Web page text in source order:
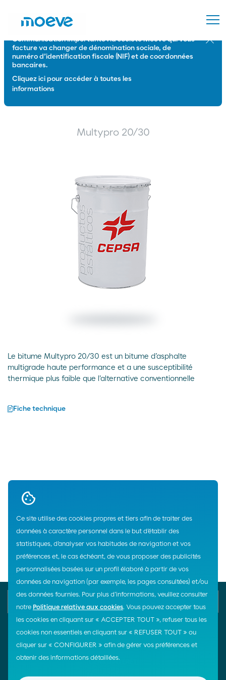
Ce site utilise des cookies propres et tiers afin de traiter des
données à caractère personnel dans le but d’établir des
statistiques, d’analyser vos habitudes de navigation et vos
préférences et, le cas échéant, de vous proposer des publicités
personnalisées basées sur un profil élaboré à partir de vos
données de navigation (par exemple, les pages consultées) et/ou
des données fournies. Pour plus d’informations, veuillez consulter
notre Politique relative aux cookies. Vous pouvez accepter tous
les cookies en cliquant sur « ACCEPTER TOUT », refuser tous les
cookies non essentiels en cliquant sur « REFUSER TOUT » ou
cliquer sur « CONFIGURER » afin de gérer vos préférences et
obtenir des informations détaillées.
Communication importante : la société Moeve qui vous
facture va changer de dénomination sociale, de
numéro d’identification fiscale (NIF) et de coordonnées
bancaires.
Cliquez ici pour accéder à toutes les
informations
Fermer
Multypro 20/30
Le bitume Multypro 20/30 est un bitume d’asphalte
multigrade haute performance et a une susceptibilité
thermique plus faible que l'alternative conventionnelle
Fiche technique
Home
E-mail Contact us
900 200 105
LIENS D'INTÉRÊT
Moeve Global
¡Síguenos!